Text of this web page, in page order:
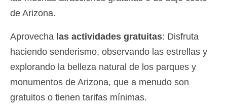
de Arizona.
Aprovecha las actividades gratuitas: Disfruta
haciendo senderismo, observando las estrellas y
explorando la belleza natural de los parques y
monumentos de Arizona, que a menudo son
gratuitos o tienen tarifas mínimas.